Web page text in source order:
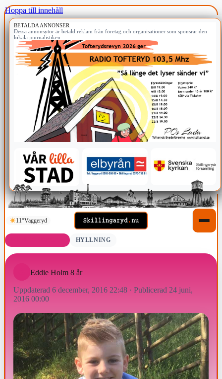
Hoppa till innehåll
BETALDA ANNONSER
Dessa annonsytor är betald reklam från företag och organisationer som sponsrar den
lokala journalistiken.
11°Vaggeryd
HYLLNING
Eddie Holm 8 år
Uppdaterad 6 december, 2016 22:48 · Publicerad 24 juni,
2016 00:00